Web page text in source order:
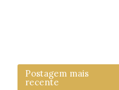
Postagem mais
recente